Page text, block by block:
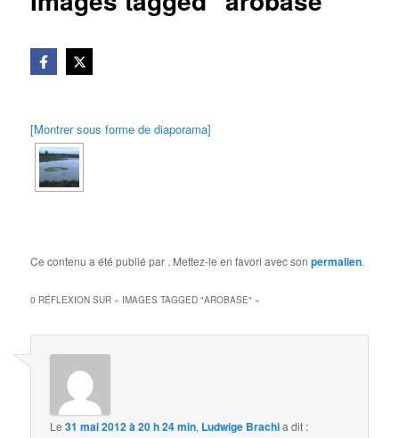
[Montrer sous forme de diaporama]
Ce contenu a été publié par . Mettez-le en favori avec sonpermalien.
0 RÉFLEXION SUR « IMAGES TAGGED "AROBASE" »
Le31 mai 2012 à 20 h 24 min, Ludwige Brachia dit :